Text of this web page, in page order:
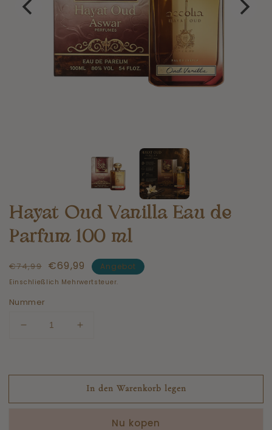
Hayat Oud Vanilla Eau de
Parfum 100 ml
Normaler
Preis
€74,99 Angebotspreis
€69,99 Angebot
Einschließlich Mehrwertsteuer.
Nummer
Menge
Eau
Anzahl
Vanilla
Eau
In den Warenkorb legen
Nu kopen